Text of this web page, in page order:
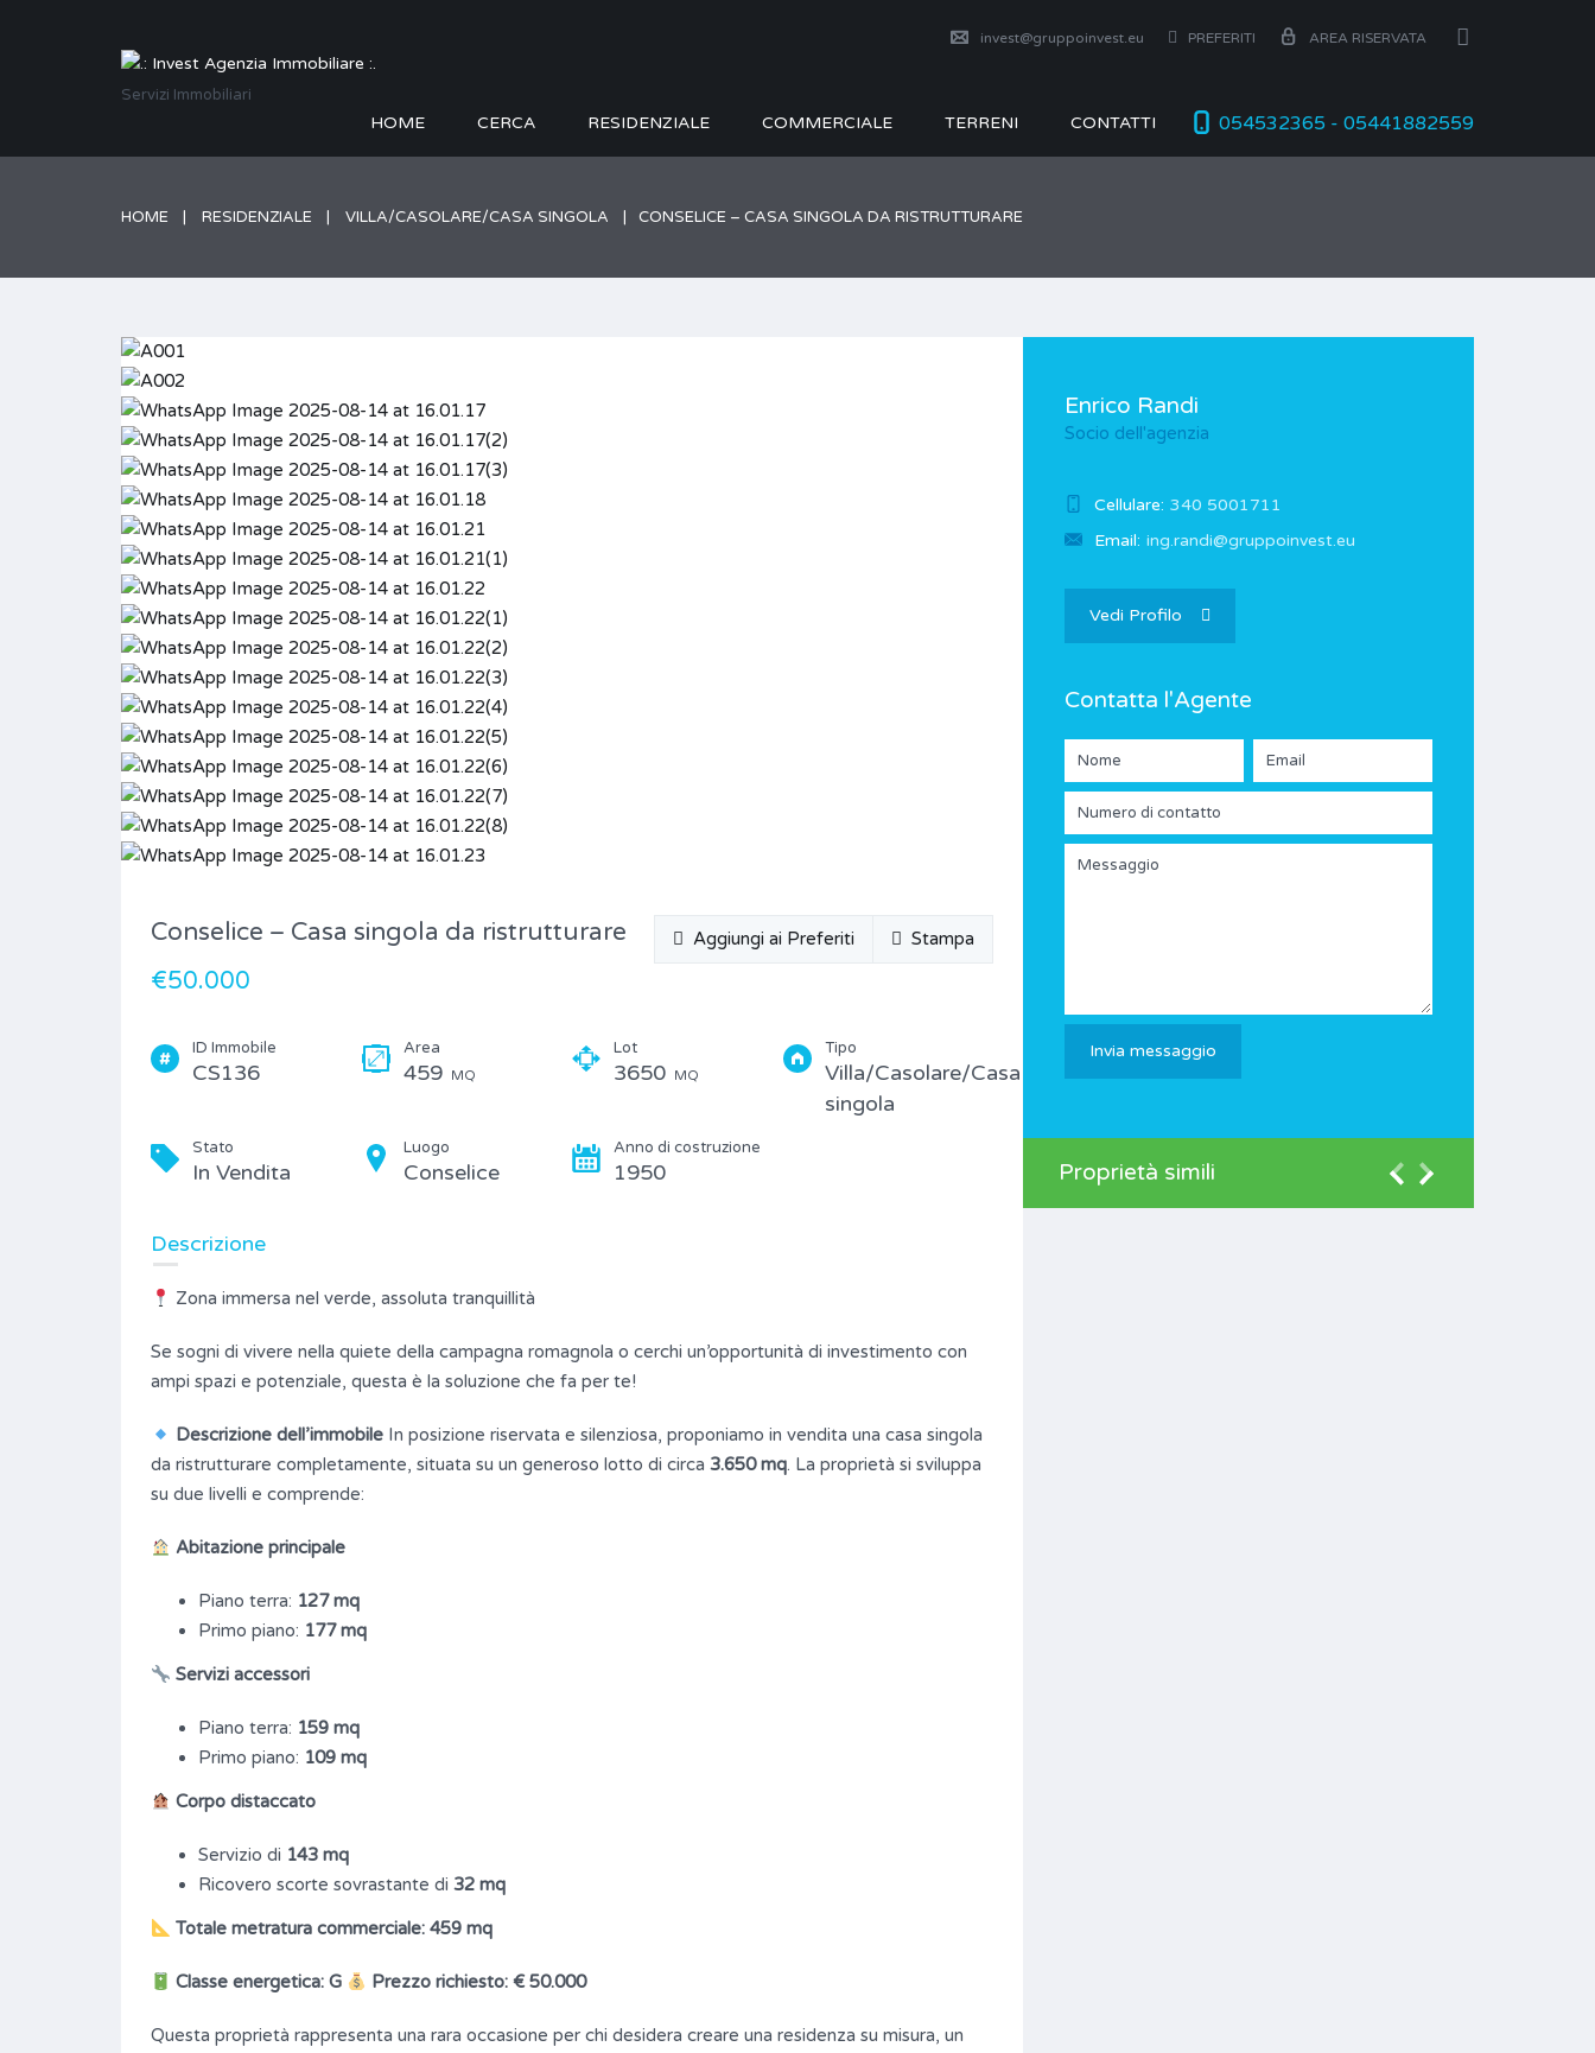
Servizi Immobiliari
invest@gruppoinvest.eu PREFERITI AREA RISERVATA
054532365 - 05441882559
HOME CERCA RESIDENZIALE COMMERCIALE TERRENI CONTATTI
HOME RESIDENZIALE VILLA/CASOLARE/CASA SINGOLA CONSELICE – CASA SINGOLA DA RISTRUTTURARE
Aggiungi ai Preferiti Stampa
Conselice – Casa singola da ristrutturare
€50.000
ID Immobile
CS136
Area
459 MQ
Lot
3650 MQ
Tipo
Villa/Casolare/Casa
singola
Stato
In Vendita
Luogo
Conselice
Anno di costruzione
1950
Descrizione
Zona immersa nel verde, assoluta tranquillità
Se sogni di vivere nella quiete della campagna romagnola o cerchi un’opportunità di investimento con
ampi spazi e potenziale, questa è la soluzione che fa per te!
Descrizione dell’immobile In posizione riservata e silenziosa, proponiamo in vendita una casa singola
da ristrutturare completamente, situata su un generoso lotto di circa 3.650 mq. La proprietà si sviluppa
su due livelli e comprende:
Abitazione principale
Piano terra: 127 mq
Primo piano: 177 mq
Servizi accessori
Piano terra: 159 mq
Primo piano: 109 mq
Corpo distaccato
Servizio di 143 mq
Ricovero scorte sovrastante di 32 mq
Totale metratura commerciale: 459 mq
Classe energetica: G Prezzo richiesto: € 50.000
Questa proprietà rappresenta una rara occasione per chi desidera creare una residenza su misura, un
Enrico Randi
Socio dell'agenzia
Cellulare: 340 5001711
Email: ing.randi@gruppoinvest.eu
Vedi Profilo
Contatta l'Agente
Proprietà simili